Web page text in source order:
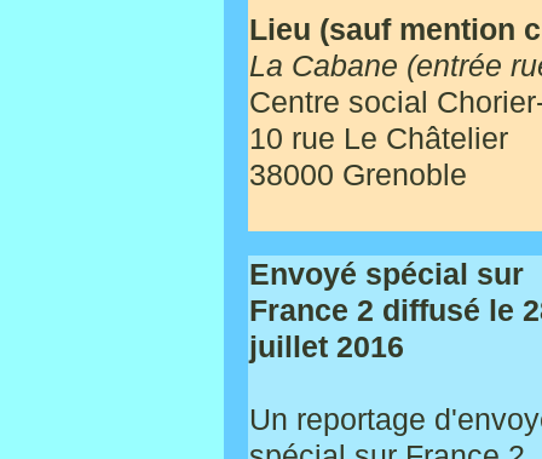
Lieu (sauf mention
La Cabane (entrée
Centre social
10 rue Le Châtelier
38000 Grenoble
Envoyé spécial sur
France 2 diffusé le
juillet 2016
Un reportage